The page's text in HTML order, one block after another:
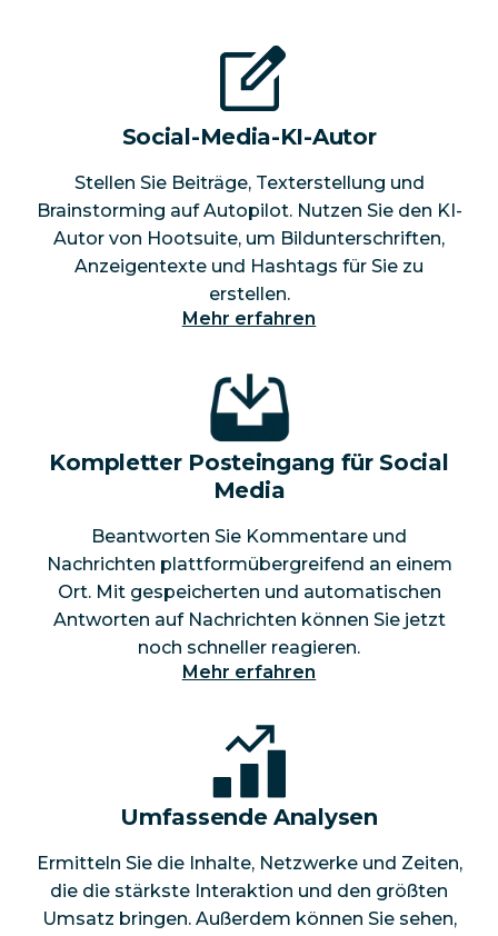
Social-Media-KI-Autor
Stellen Sie Beiträge, Texterstellung und
Brainstorming auf Autopilot. Nutzen Sie den KI-
Autor von Hootsuite, um Bildunterschriften,
Anzeigentexte und Hashtags für Sie zu
erstellen.
Mehr erfahren
Kompletter Posteingang für Social
Media
Beantworten Sie Kommentare und
Nachrichten plattformübergreifend an einem
Ort. Mit gespeicherten und automatischen
Antworten auf Nachrichten können Sie jetzt
noch schneller reagieren.
Mehr erfahren
Umfassende Analysen
Ermitteln Sie die Inhalte, Netzwerke und Zeiten,
die die stärkste Interaktion und den größten
Umsatz bringen. Außerdem können Sie sehen,